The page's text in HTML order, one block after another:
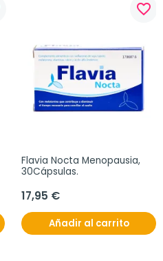
favorite_border
Flavia Nocta Menopausia,
30Cápsulas.
17,95 €
Añadir al carrito